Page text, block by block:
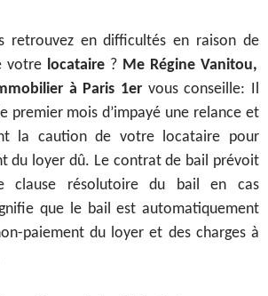
retrouvez en difficultés en raison de
votre locataire ? Me Régine Vanitou,
à Paris 1er vous conseille: Il
premier mois d’impayé une relance et
la caution de votre locataire pour
du loyer dû. Le contrat de bail prévoit
clause résolutoire du bail en cas
que le bail est automatiquement
paiement du loyer et des charges à